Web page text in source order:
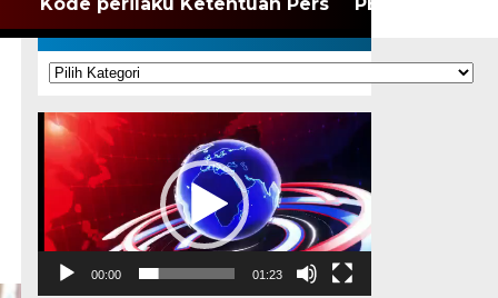
KATEGORI
Kategori
Pemutar
Video
00:00 01:23